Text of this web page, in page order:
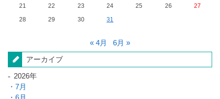
21
22 23 24 25 26
27
28
29 30 31
« 4月 6月 »
アーカイブ
2026年
7月